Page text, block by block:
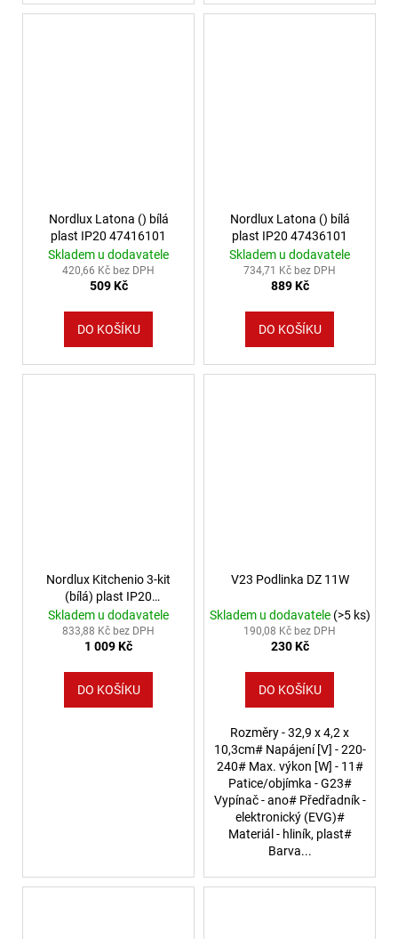
Nordlux Latona () bílá
plast IP20 47416101
Skladem u dodavatele
420,66 Kč bez DPH
509 Kč
DO KOŠÍKU
Nordlux Latona () bílá
plast IP20 47436101
Skladem u dodavatele
734,71 Kč bez DPH
889 Kč
DO KOŠÍKU
Nordlux Kitchenio 3-kit
(bílá) plast IP20
2015460101
Skladem u dodavatele
833,88 Kč bez DPH
1 009 Kč
DO KOŠÍKU
V23 Podlinka DZ 11W
Skladem u dodavatele (>5 ks)
190,08 Kč bez DPH
230 Kč
DO KOŠÍKU
Rozměry - 32,9 x 4,2 x
10,3cm# Napájení [V] - 220-
240# Max. výkon [W] - 11#
Patice/objímka - G23#
Vypínač - ano# Předřadník -
elektronický (EVG)#
Materiál - hliník, plast#
Barva...